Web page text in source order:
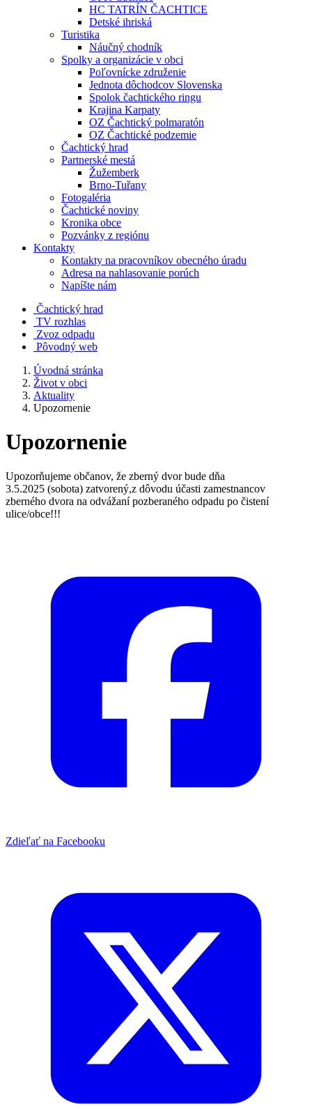
HC TATRÍN ČACHTICE
Detské ihriská
Turistika
Náučný chodník
Spolky a organizácie v obci
Poľovnícke združenie
Jednota dôchodcov Slovenska
Spolok čachtického ringu
Krajina Karpaty
OZ Čachtický polmaratón
OZ Čachtické podzemie
Čachtický hrad
Partnerské mestá
Žužemberk
Brno-Tuřany
Fotogaléria
Čachtické noviny
Kronika obce
Pozvánky z regiónu
Kontakty
Kontakty na pracovníkov obecného úradu
Adresa na nahlasovanie porúch
Napíšte nám
Čachtický hrad
TV rozhlas
Zvoz odpadu
Pôvodný web
Úvodná stránka
Život v obci
Aktuality
Upozornenie
Upozornenie
Upozorňujeme občanov, že zberný dvor bude dňa
3.5.2025 (sobota) zatvorený,z dôvodu účasti zamestnancov
zberného dvora na odvážaní pozberaného odpadu po čistení
ulice/obce!!!
Zdieľať na Facebooku